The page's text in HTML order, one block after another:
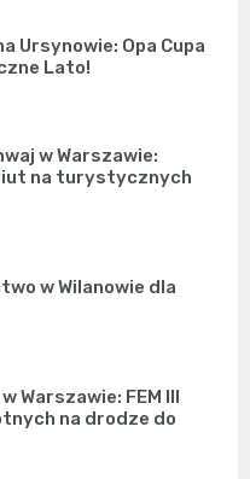
Ursynowie: Opa Cupa
Lato!
w Warszawie:
na turystycznych
w Wilanowie dla
Warszawie: FEM III
na drodze do